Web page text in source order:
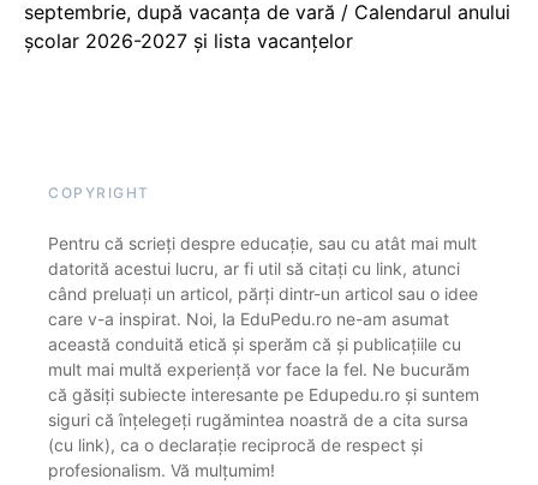
septembrie, după vacanța de vară / Calendarul anului
școlar 2026-2027 și lista vacanțelor
COPYRIGHT
Pentru că scrieți despre educație, sau cu atât mai mult
datorită acestui lucru, ar fi util să citați cu link, atunci
când preluați un articol, părți dintr-un articol sau o idee
care v-a inspirat. Noi, la EduPedu.ro ne-am asumat
această conduită etică și sperăm că și publicațiile cu
mult mai multă experiență vor face la fel. Ne bucurăm
că găsiți subiecte interesante pe Edupedu.ro și suntem
siguri că înțelegeți rugămintea noastră de a cita sursa
(cu link), ca o declarație reciprocă de respect și
profesionalism. Vă mulțumim!